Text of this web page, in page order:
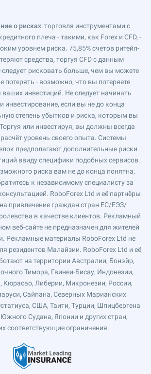
о рисках: торговля инструментами с
плеча - такими, как Forex и CFD, -
уровнем риска. 75,85% счетов ритейл-
средства, торгуя CFD с данным
рисковать больше, чем вы можете
потерять - возможно, что вы потеряете
инвестиций. Не следует начинать
инвестирование, если вы не до конца
степень убытков и риска, которым вы
или инвестируя, вы должны всегда
уровень своего опыта. Системы
предполагают дополнительные риски
ввиду специфики подобных сервисов.
риска вам не до конца понятна,
к независимому специалисту за
RoboForex Ltd и её партнёры
привлечение граждан стран ЕС/ЕЭЗ/
в качестве клиентов. Рекламный
веб-сайте не предназначен для жителей
Рекламные материалы RoboForex Ltd не
резидентов Малайзии. RoboForex Ltd и её
на территории Австралии, Бонэйр,
Тимора, Гвинеи-Бисау, Индонезии,
Кюрасао, Либерии, Микронезии, России,
Сайпана, Северных Марианских
США, Таити, Турции, Шпицбергена
Судана, Японии и других стран,
соответствующие ограничения.